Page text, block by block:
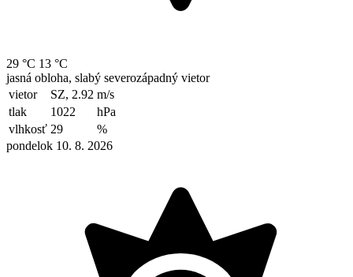
29 °C 13 °C
jasná obloha, slabý severozápadný vietor
vietor
SZ, 2.92 m/s
tlak
1022
hPa
vlhkosť 29
%
pondelok 10. 8. 2026